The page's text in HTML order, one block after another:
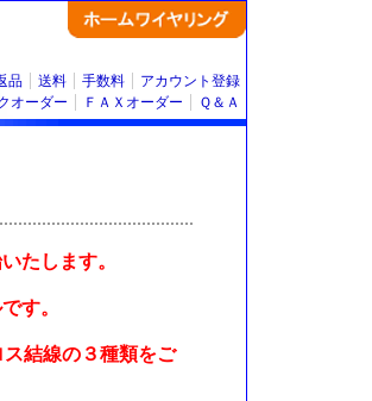
品 送料 手数料
アカウント登録
オーダー ＦＡＸオーダー Ｑ＆Ａ
たします。
す。
結線の３種類をご